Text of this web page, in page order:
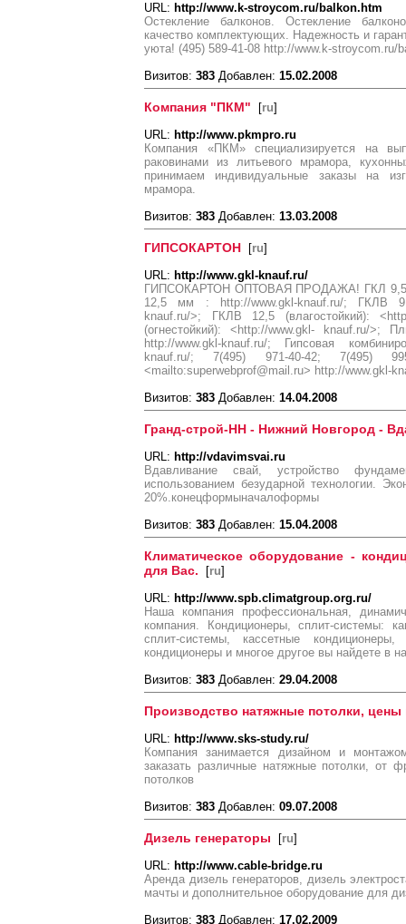
URL: http://www.k-stroycom.ru/balkon.htm
Остекление балконов. Остекление
качество комплектующих. Надежность и
уюта! (495) 589-41-08 http://www.k-stroycom.ru/
Визитов: 383 Добавлен: 15.02.2008
Компания "ПКМ" [ru]
URL: http://www.pkmpro.ru
Компания «ПКМ» специализируется на
раковинами из литьевого мрамора,
принимаем индивидуальные заказы на
мрамора.
Визитов: 383 Добавлен: 13.03.2008
ГИПСОКАРТОН [ru]
URL: http://www.gkl-knauf.ru/
ГИПСОКАРТОН ОПТОВАЯ ПРОДАЖА! ГКЛ 9,5
12,5 мм : http://www.gkl-knauf.ru/; ГКЛВ
knauf.ru/>; ГКЛВ 12,5 (влагостойкий):
(огнестойкий): <http://www.gkl- knauf.ru/>;
http://www.gkl-knauf.ru/; Гипсовая
knauf.ru/; 7(495) 971-40-42; 7(495)
<mailto:superwebprof@mail.ru> http://www.gkl-
Визитов: 383 Добавлен: 14.04.2008
Гранд-строй-НН - Нижний Новгород -
URL: http://vdavimsvai.ru
Вдавливание свай, устройство
использованием безударной технологии.
20%.конецформыначалоформы
Визитов: 383 Добавлен: 15.04.2008
Климатическое оборудование -
для Вас. [ru]
URL: http://www.spb.climatgroup.org.ru/
Наша компания профессиональная,
компания. Кондиционеры, сплит-системы:
сплит-системы, кассетные кондиционеры,
кондиционеры и многое другое вы найдете в
Визитов: 383 Добавлен: 29.04.2008
Производство натяжные потолки, цены
URL: http://www.sks-study.ru/
Компания занимается дизайном и
заказать различные натяжные потолки, от
потолков
Визитов: 383 Добавлен: 09.07.2008
Дизель генераторы [ru]
URL: http://www.cable-bridge.ru
Аренда дизель генераторов, дизель
мачты и дополнительное оборудование для
Визитов: 383 Добавлен: 17.02.2009